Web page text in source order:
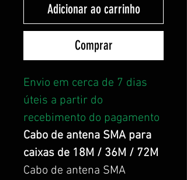
Adicionar ao carrinho
Comprar
Envio em cerca de 7 dias
úteis a partir do
recebimento do pagamento
Cabo de antena SMA para
caixas de 18M / 36M / 72M
Cabo de antena SMA